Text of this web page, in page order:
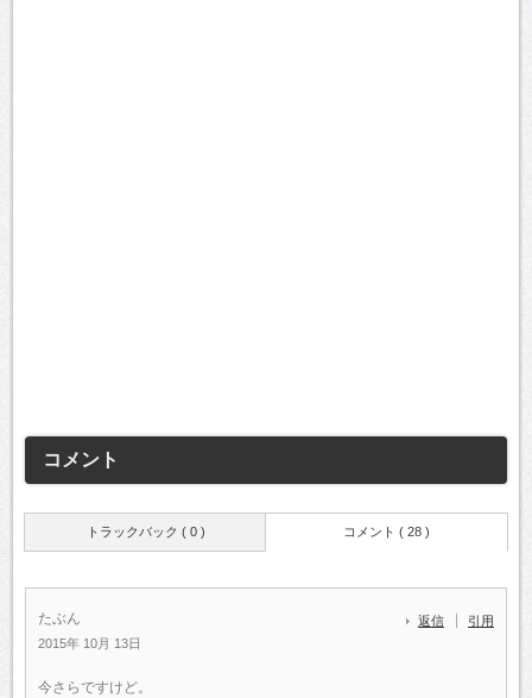
コメント
トラックバック ( 0 ) コメント ( 28 )
たぶん
2015年 10月 13日
返信 引用
今さらですけど。